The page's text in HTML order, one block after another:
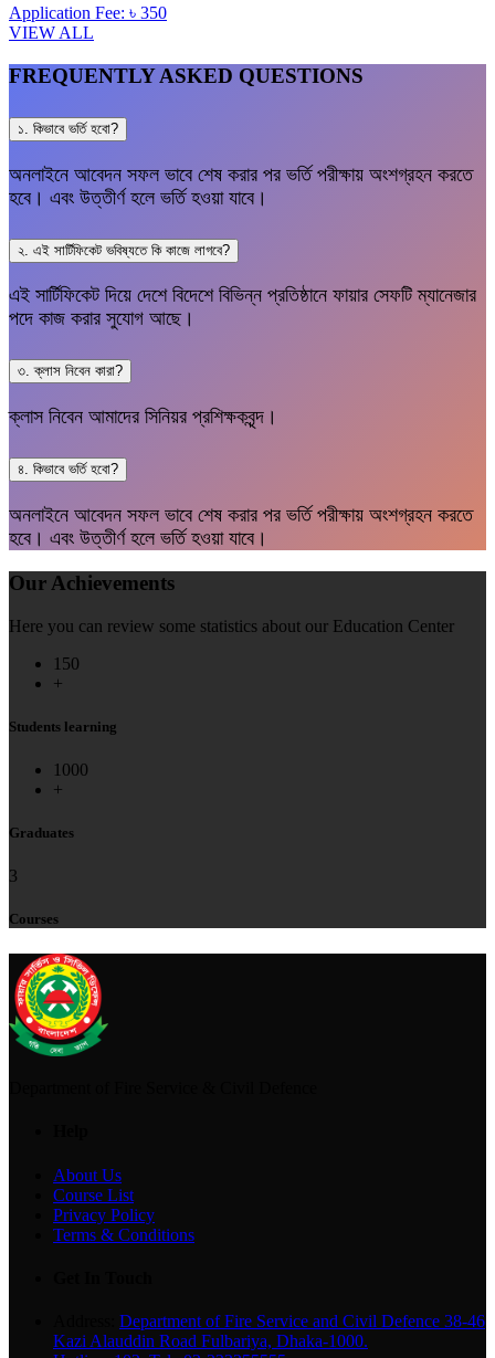
Application Fee: ৳ 350
VIEW ALL
FREQUENTLY ASKED QUESTIONS
১. কিভাবে ভর্তি হবো?
অনলাইনে আবেদন সফল ভাবে শেষ করার পর ভর্তি পরীক্ষায় অংশগ্রহন করতে
হবে। এবং উত্তীর্ণ হলে ভর্তি হওয়া যাবে।
২. এই সার্টিফিকেট ভবিষ্যতে কি কাজে লাগবে?
এই সার্টিফিকেট দিয়ে দেশে বিদেশে বিভিন্ন প্রতিষ্ঠানে ফায়ার সেফটি ম্যানেজার
পদে কাজ করার সুযোগ আছে।
৩. ক্লাস নিবেন কারা?
ক্লাস নিবেন আমাদের সিনিয়র প্রশিক্ষকবৃন্দ।
৪. কিভাবে ভর্তি হবো?
অনলাইনে আবেদন সফল ভাবে শেষ করার পর ভর্তি পরীক্ষায় অংশগ্রহন করতে
হবে। এবং উত্তীর্ণ হলে ভর্তি হওয়া যাবে।
Our Achievements
Here you can review some statistics about our Education Center
150
+
Students learning
1000
+
Graduates
3
Courses
About Us
Course List
Privacy Policy
Terms & Conditions
Department of Fire Service and Civil Defence 38-46
Kazi Alauddin Road Fulbariya, Dhaka-1000.